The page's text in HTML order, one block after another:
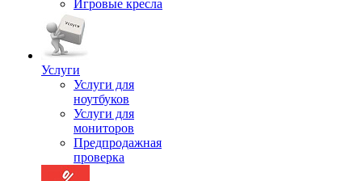
Игровые кресла
Услуги
Услуги для
ноутбуков
Услуги для
мониторов
Предпродажная
проверка